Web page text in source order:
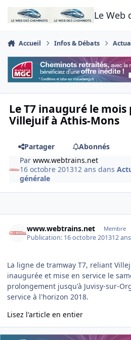
Aller au contenu
Le Web
Accueil Infos & Débats
Le T7 inauguré le
Villejuif à Athis-Mons
Partager
Abonnés
Parwww.webtrains.net
16 octobre 201312 ans dans
générale
www.webtrains.net Membre
Publication: 16 octobre 201312 ans
La ligne de tramway T7, reliant
inaugurée et mise en service le
prolongement jusqu'à Juvisy-sur-
service à l'horizon 2018.
Lisez l'article en entier